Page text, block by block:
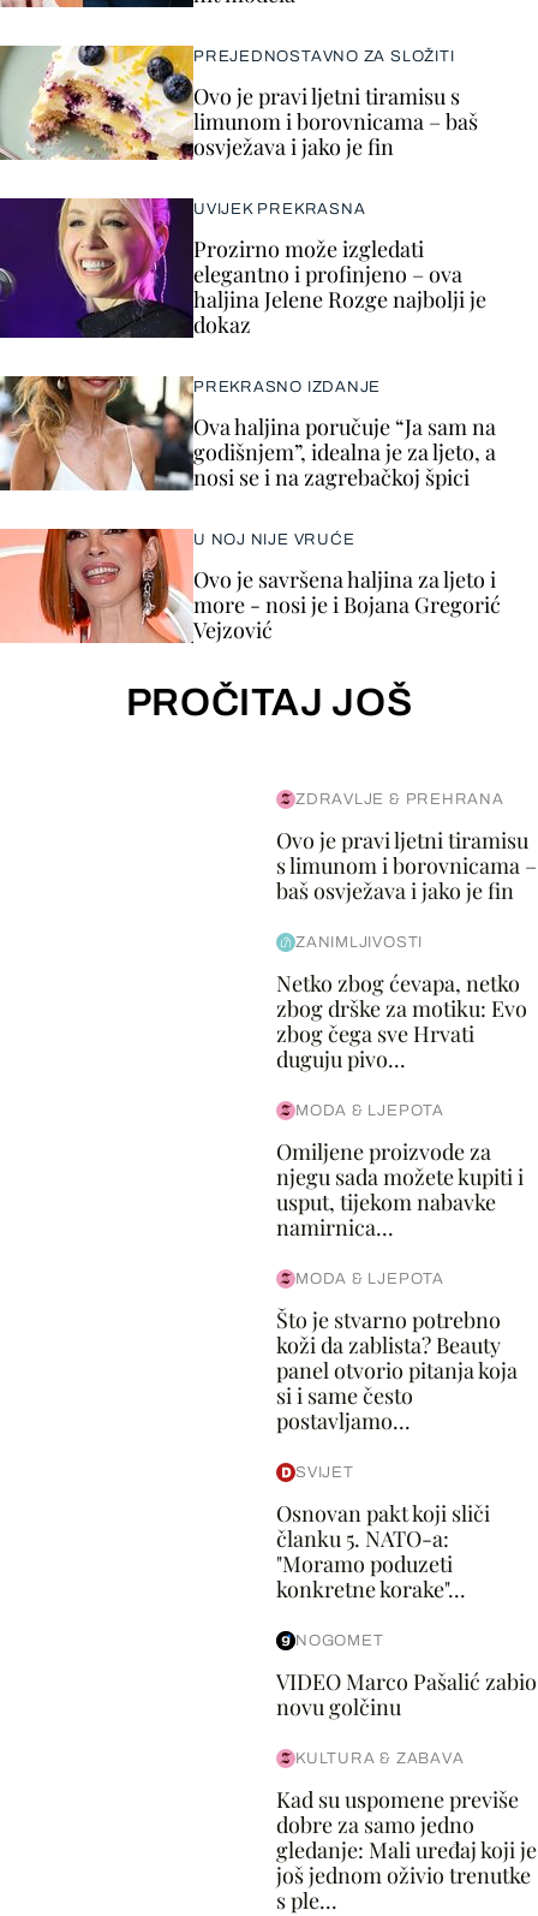
PREJEDNOSTAVNO ZA SLOŽITI
Ovo je pravi ljetni tiramisu s
limunom i borovnicama – baš
osvježava i jako je fin
UVIJEK PREKRASNA
Prozirno može izgledati
elegantno i profinjeno – ova
haljina Jelene Rozge najbolji je
dokaz
PREKRASNO IZDANJE
Ova haljina poručuje “Ja sam na
godišnjem”, idealna je za ljeto, a
nosi se i na zagrebačkoj špici
U NOJ NIJE VRUĆE
Ovo je savršena haljina za ljeto i
more - nosi je i Bojana Gregorić
Vejzović
PROČITAJ JOŠ
ZDRAVLJE & PREHRANA
Ovo je pravi ljetni tiramisu
s limunom i borovnicama –
baš osvježava i jako je fin
ZANIMLJIVOSTI
Netko zbog ćevapa, netko
zbog drške za motiku: Evo
zbog čega sve Hrvati
duguju pivo...
MODA & LJEPOTA
Omiljene proizvode za
njegu sada možete kupiti i
usput, tijekom nabavke
namirnica...
MODA & LJEPOTA
Što je stvarno potrebno
koži da zablista? Beauty
panel otvorio pitanja koja
si i same često
postavljamo...
SVIJET
Osnovan pakt koji sliči
članku 5. NATO-a:
"Moramo poduzeti
konkretne korake"...
NOGOMET
VIDEO Marco Pašalić zabio
novu golčinu
KULTURA & ZABAVA
Kad su uspomene previše
dobre za samo jedno
gledanje: Mali uređaj koji je
još jednom oživio trenutke
s ple...